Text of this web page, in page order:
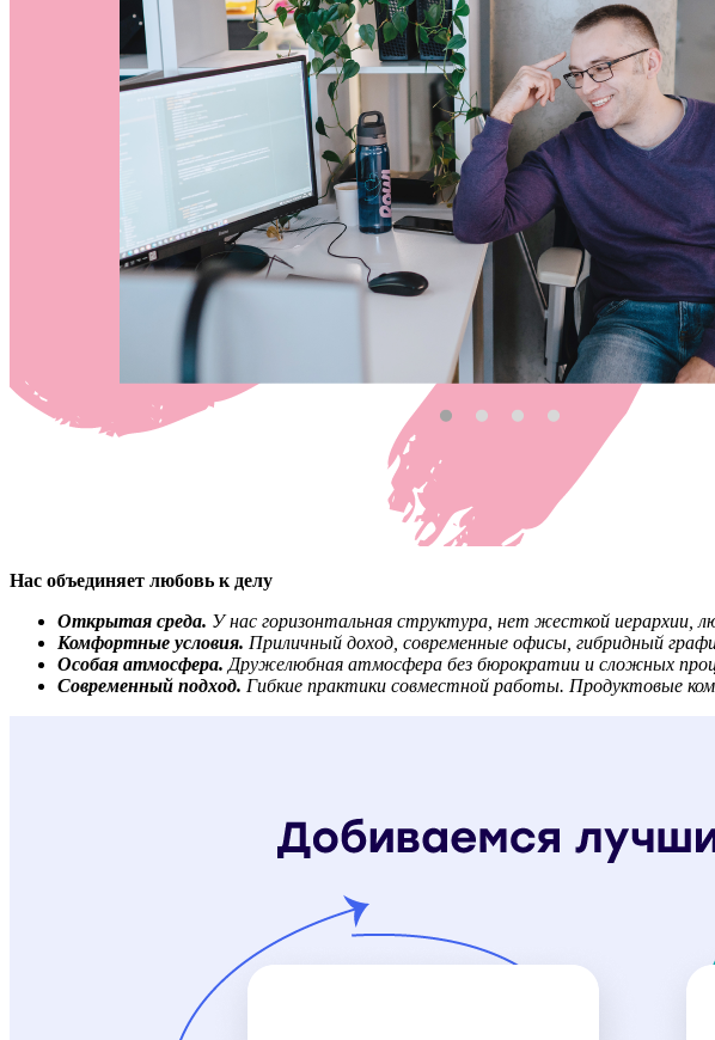
Нас объединяет любовь к делу
Открытая среда. У нас горизонтальная структура, нет жесткой иерархии,
Комфортные условия. Приличный доход, современные офисы, гибридный
Особая атмосфера. Дружелюбная атмосфера без бюрократии и сложных
Современный подход. Гибкие практики совместной работы. Продуктовые